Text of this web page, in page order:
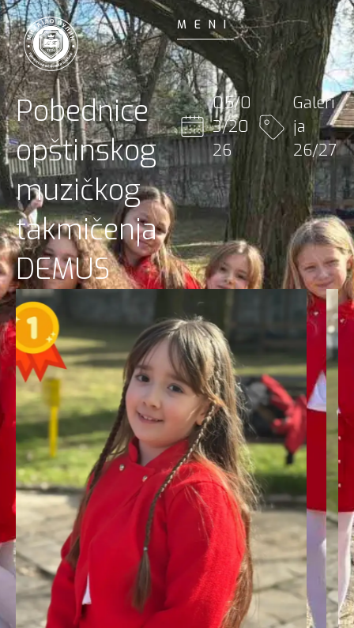
MENI
Pobednice
opštinskog
muzičkog
takmičenja
DEMUS
05/0
3/20
26
Galeri
ja
26/27